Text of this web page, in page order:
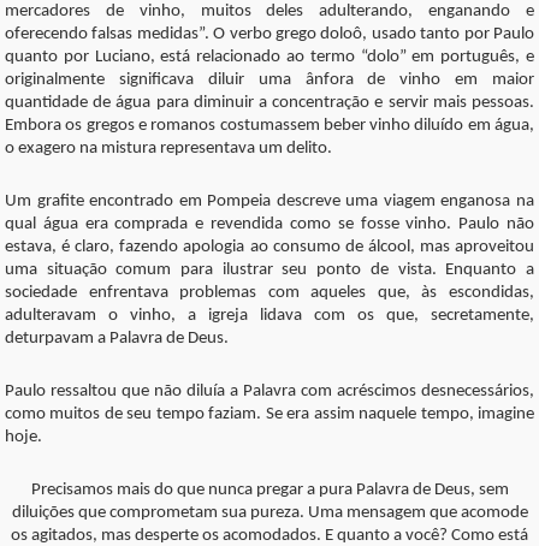
mercadores de vinho, muitos deles adulterando, enganando e
oferecendo falsas medidas”. O verbo grego doloô, usado tanto por Paulo
quanto por Luciano, está relacionado ao termo “dolo” em português, e
originalmente significava diluir uma ânfora de vinho em maior
quantidade de água para diminuir a concentração e servir mais pessoas.
Embora os gregos e romanos costumassem beber vinho diluído em água,
o exagero na mistura representava um delito.
Um grafite encontrado em Pompeia descreve uma viagem enganosa na
qual água era comprada e revendida como se fosse vinho. Paulo não
estava, é claro, fazendo apologia ao consumo de álcool, mas aproveitou
uma situação comum para ilustrar seu ponto de vista. Enquanto a
sociedade enfrentava problemas com aqueles que, às escondidas,
adulteravam o vinho, a igreja lidava com os que, secretamente,
deturpavam a Palavra de Deus.
Paulo ressaltou que não diluía a Palavra com acréscimos desnecessários,
como muitos de seu tempo faziam. Se era assim naquele tempo, imagine
hoje.
Precisamos mais do que nunca pregar a pura Palavra de Deus, sem
diluições que comprometam sua pureza. Uma mensagem que acomode
os agitados, mas desperte os acomodados. E quanto a você? Como está